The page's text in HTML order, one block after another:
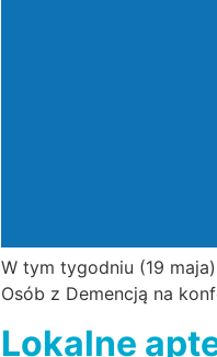
W tym tygodniu (19
Osób z Demencją na
Lokalne